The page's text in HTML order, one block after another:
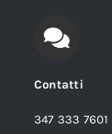
Contatti
347 333 7601